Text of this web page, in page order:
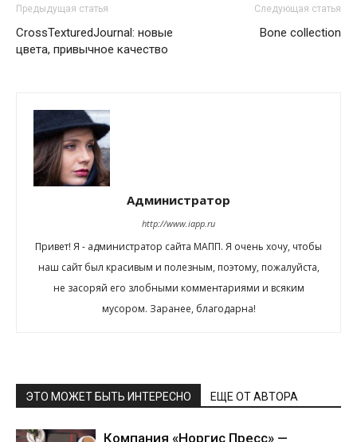
Предыдущая статья
CrossTexturedJournal: новые
цвета, привычное качество
Следующая статья
Bone collection
Администратор
http://www.iapp.ru
Привет! Я - администратор сайта МАПП. Я очень хочу, чтобы
наш сайт был красивым и полезным, поэтому, пожалуйста,
не засоряй его злобными комментариями и всяким
мусором. Заранее, благодарна!
ЭТО МОЖЕТ БЫТЬ ИНТЕРЕСНО ЕЩЕ ОТ АВТОРА
Компания «Норгис Пресс» —